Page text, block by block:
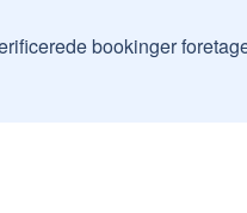
bookinger